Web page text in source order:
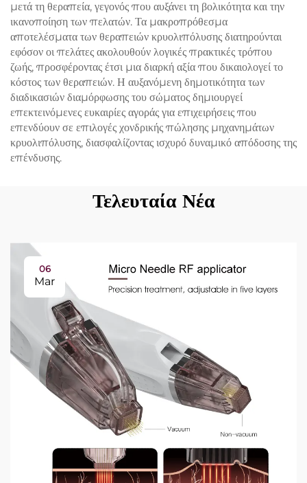
μετά τη θεραπεία, γεγονός που αυξάνει τη βολικότητα και την
ικανοποίηση των πελατών. Τα μακροπρόθεσμα
αποτελέσματα των θεραπειών κρυολιπόλυσης διατηρούνται
εφόσον οι πελάτες ακολουθούν λογικές πρακτικές τρόπου
ζωής, προσφέροντας έτσι μια διαρκή αξία που δικαιολογεί το
κόστος των θεραπειών. Η αυξανόμενη δημοτικότητα των
διαδικασιών διαμόρφωσης του σώματος δημιουργεί
επεκτεινόμενες ευκαιρίες αγοράς για επιχειρήσεις που
επενδύουν σε επιλογές χονδρικής πώλησης μηχανημάτων
κρυολιπόλυσης, διασφαλίζοντας ισχυρό δυναμικό απόδοσης της
επένδυσης.
Τελευταία Νέα
06
Mar